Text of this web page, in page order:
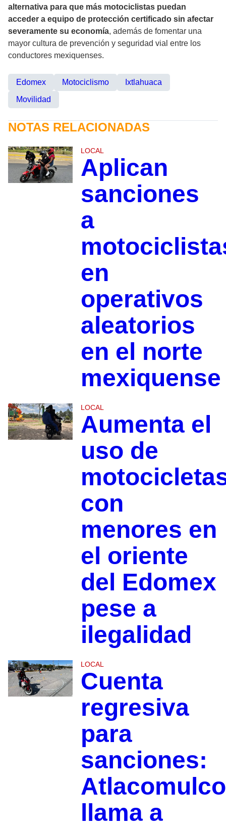
alternativa para que más motociclistas puedan
acceder a equipo de protección certificado sin afectar
severamente su economía, además de fomentar una
mayor cultura de prevención y seguridad vial entre los
conductores mexiquenses.
Edomex Motociclismo
Ixtlahuaca
Movilidad
NOTAS RELACIONADAS
LOCAL
Aplican
sanciones
a
en
operativos
aleatorios
en el norte
mexiquense
LOCAL
Aumenta el
uso de
con
menores en
el oriente
del Edomex
pese a
ilegalidad
LOCAL
Cuenta
regresiva
para
sanciones:
Atlacomulco
llama a